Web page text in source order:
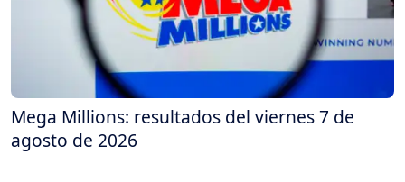
Mega Millions: resultados del viernes 7 de
agosto de 2026